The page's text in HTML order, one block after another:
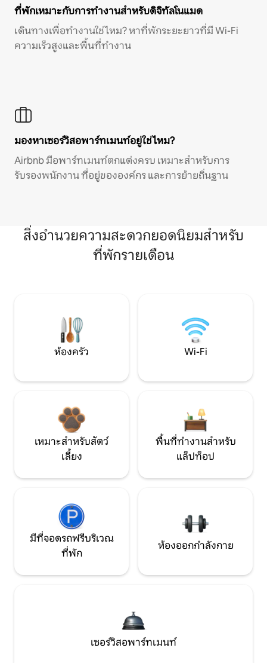
ที่พักเหมาะกับการทำงานสำหรับดิจิทัลโนแมด
เดินทางเพื่อทำงานใช่ไหม? หาที่พักระยะยาวที่มี Wi-Fi
ความเร็วสูงและพื้นที่ทำงาน
มองหาเซอร์วิสอพาร์ทเมนท์อยู่ใช่ไหม?
Airbnb มีอพาร์ทเมนท์ตกแต่งครบ เหมาะสำหรับการ
รับรองพนักงาน ที่อยู่ขององค์กร และการย้ายถิ่นฐาน
สิ่งอำนวยความสะดวกยอดนิยมสำหรับ
ที่พักรายเดือน
ห้องครัว Wi-Fi
เหมาะสำหรับสัตว์
เลี้ยง
พื้นที่ทำงานสำหรับ
แล็ปท็อป
มีที่จอดรถฟรีบริเวณ
ที่พัก
ห้องออกกำลังกาย
เซอร์วิสอพาร์ทเมนท์